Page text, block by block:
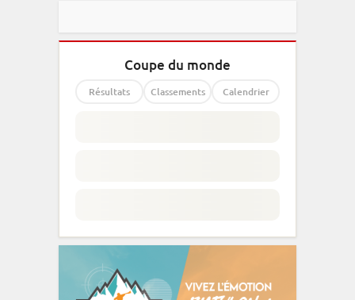
Coupe du monde
Résultats Classements Calendrier